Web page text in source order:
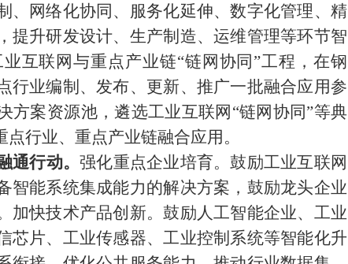
、网络化协同、服务化延伸、数字化管理、精
提升研发设计、生产制造、运维管理等环节智
互联网与重点产业链“链网协同”工程，在钢
行业编制、发布、更新、推广一批融合应用参
方案资源池，遴选工业互联网“链网协同”等典
行业、重点产业链融合应用。
通行动。强化重点企业培育。鼓励工业互联网
智能系统集成能力的解决方案，鼓励龙头企业
加快技术产品创新。鼓励人工智能企业、工业
芯片、工业传感器、工业控制系统等智能化升